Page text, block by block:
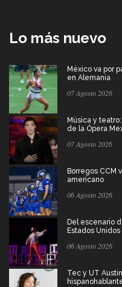
Lo más nuevo
México va por
en Alemania
07 Agosto 2026
Música y
de la Ópera
07 Agosto 2026
Borregos CCM
americano
06 Agosto 2026
Del escenario
Estados Unidos
06 Agosto 2026
Tec y UT